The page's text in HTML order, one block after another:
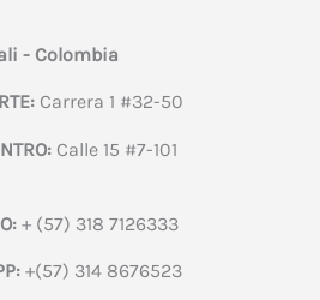
- Colombia
Carrera 1 #32-50
Calle 15 #7-101
+ (57) 318 7126333
+(57) 314 8676523